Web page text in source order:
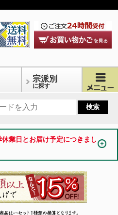
宗派別
に探す
休業日とお届け予定につきまし